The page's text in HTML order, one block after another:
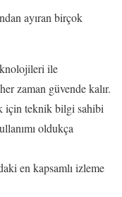
ayıran birçok
ile
zaman güvende kalır.
için teknik bilgi sahibi
oldukça
en kapsamlı izleme